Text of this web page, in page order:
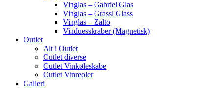
Vinglas – Gabriel Glas
Vinglas – Grassl Glass
Vinglas – Zalto
Vinduesskraber (Magnetisk)
Outlet
Alt i Outlet
Outlet diverse
Outlet Vinkøleskabe
Outlet Vinreoler
Galleri